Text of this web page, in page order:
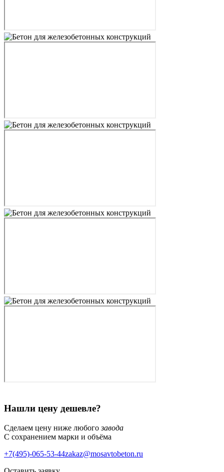
Нашли цену дешевле?
Сделаем цену ниже любогозавода
С сохранением марки и объёма
+7(495)-065-53-44zakaz@mosavtobeton.ru